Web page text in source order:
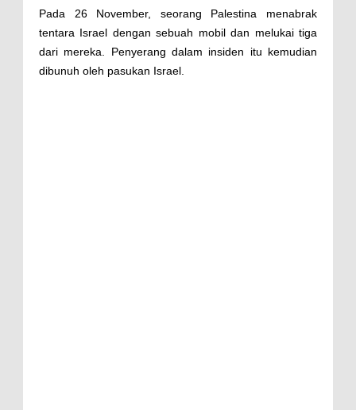
Pada 26 November, seorang Palestina menabrak
tentara Israel dengan sebuah mobil dan melukai tiga
dari mereka. Penyerang dalam insiden itu kemudian
dibunuh oleh pasukan Israel.